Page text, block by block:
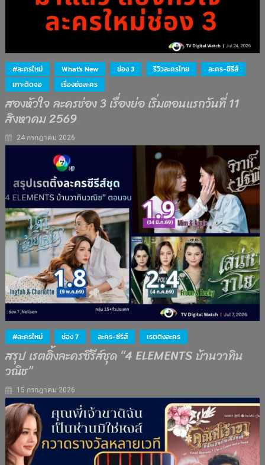
#ละครใหม่ What's New ช่อง 3 รีวิวละครไทย
ละคร-ซีรีส์
เกาะติดจอ
เรื่องย่อละคร
สองหัวใจ ละครช่อง 3 เรื่องย่อ เริ่มตอนแรกวันที่ 11
สิงหาคม 2569
24 กรกฎาคม 2026
#ละครใหม่ ช่อง 7 ละคร-ซีรีส์ เรตติงละคร
สรุป เรตติ้งละครซีรีส์ชุด “4 ELEMENTS บ้านวาทิน
วณิช”
15 กรกฎาคม 2026